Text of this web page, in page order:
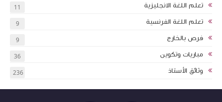
تعلم اللغة الانجليزية 11
تعلم اللغة الفرنسية 9
فرص بالخارج 9
مباريات وتكوين 36
وثائق الأستاذ 236